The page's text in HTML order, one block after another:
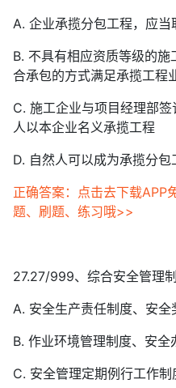
A. 企业承揽分包工程，应
B. 不具有相应资质等级的
合承包的方式满足承揽工程
C. 施工企业与项目经理部
人以本企业名义承揽工程
D. 自然人可以成为承揽分
正确答案：点击去下载APP
题、刷题、练习哦>>
27.27/999、综合安全管理
A. 安全生产责任制度、安全
B. 作业环境管理制度、安全
C. 安全管理定期例行工作